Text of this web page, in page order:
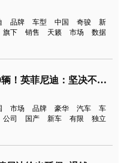
品牌 车型 中国 奇骏
新
旗下 销售 天籁 市场
数据
全年销量4569辆！英菲尼迪：坚决不退出中国
市场 品牌 豪华 汽车
车
公司 国产 新车 有限
独立